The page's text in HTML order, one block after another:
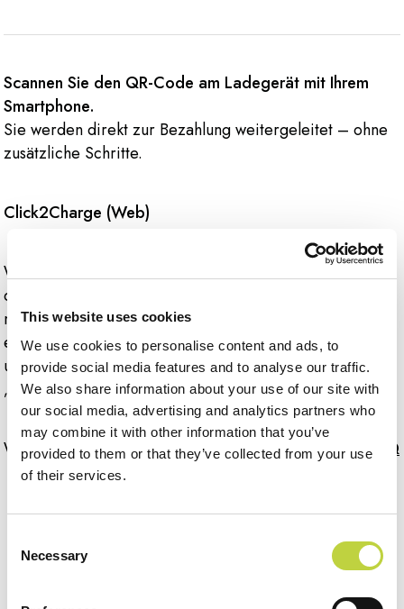
This website uses cookies
We use cookies to personalise content and ads, to
provide social media features and to analyse our traffic.
We also share information about your use of our site with
our social media, advertising and analytics partners who
may combine it with other information that you’ve
provided to them or that they’ve collected from your use
of their services.
Selection
Necessary
Scannen Sie den QR-Code am Ladegerät mit Ihrem
Smartphone.
Sie werden direkt zur Bezahlung weitergeleitet – ohne
zusätzliche Schritte.
Click2Charge (Web)
Wenn Sie keinen Zugriff auf den QR-Code haben oder
die Verfügbarkeit der Ladestation vorab prüfen
möchten, nutzen Sie die Webanwendung. Öffnen Sie
evcharge.hr, suchen Sie die Ladestation auf der Karte
und klicken Sie für den ausgewählten Anschluss auf
„Ladevorgang starten“.
Weitere Informationen finden Sie unter:EV Charge FAQ